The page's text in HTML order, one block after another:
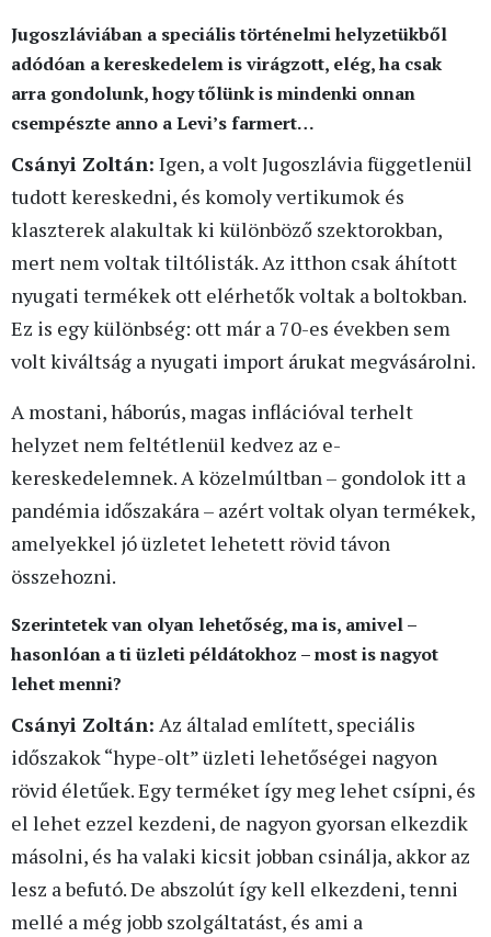
Jugoszláviában a speciális történelmi helyzetükből
adódóan a kereskedelem is virágzott, elég, ha csak
arra gondolunk, hogy tőlünk is mindenki onnan
csempészte anno a Levi’s farmert…
Csányi Zoltán: Igen, a volt Jugoszlávia függetlenül
tudott kereskedni, és komoly vertikumok és
klaszterek alakultak ki különböző szektorokban,
mert nem voltak tiltólisták. Az itthon csak áhított
nyugati termékek ott elérhetők voltak a boltokban.
Ez is egy különbség: ott már a 70-es években sem
volt kiváltság a nyugati import árukat megvásárolni.
A mostani, háborús, magas inflációval terhelt
helyzet nem feltétlenül kedvez az e-
kereskedelemnek. A közelmúltban – gondolok itt a
pandémia időszakára – azért voltak olyan termékek,
amelyekkel jó üzletet lehetett rövid távon
összehozni.
Szerintetek van olyan lehetőség, ma is, amivel –
hasonlóan a ti üzleti példátokhoz – most is nagyot
lehet menni?
Csányi Zoltán: Az általad említett, speciális
időszakok “hype-olt” üzleti lehetőségei nagyon
rövid életűek. Egy terméket így meg lehet csípni, és
el lehet ezzel kezdeni, de nagyon gyorsan elkezdik
másolni, és ha valaki kicsit jobban csinálja, akkor az
lesz a befutó. De abszolút így kell elkezdeni, tenni
mellé a még jobb szolgáltatást, és ami a